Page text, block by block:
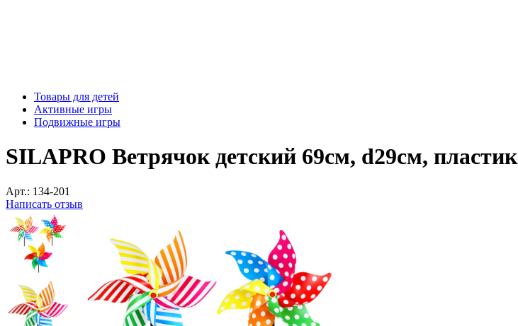
Товары для детей
Активные игры
Подвижные игры
SILAPRO Ветрячок детский 69см, d29см, пластик
Арт.: 134-201
Написать отзыв